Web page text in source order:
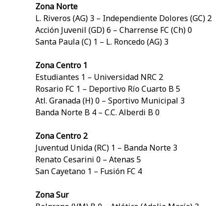
Zona Norte
L. Riveros (AG) 3 – Independiente Dolores (GC) 2
Acción Juvenil (GD) 6 – Charrense FC (Ch) 0
Santa Paula (C) 1 – L. Roncedo (AG) 3
Zona Centro 1
Estudiantes 1 – Universidad NRC 2
Rosario FC 1 – Deportivo Río Cuarto B 5
Atl. Granada (H) 0 – Sportivo Municipal 3
Banda Norte B 4 – C.C. Alberdi B 0
Zona Centro 2
Juventud Unida (RC) 1 – Banda Norte 3
Renato Cesarini 0 – Atenas 5
San Cayetano 1 – Fusión FC 4
Zona Sur